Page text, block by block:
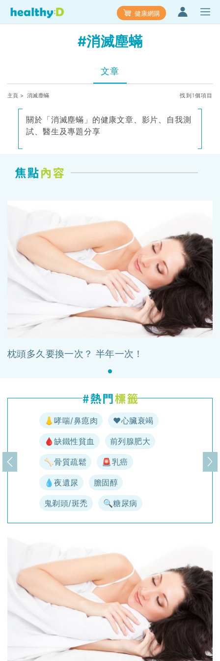
健康網購
#消滅塵蟎
文章
主頁 > 消滅塵蟎 找到1個項目
關於「消滅塵蟎」的健康文章、影片、自我測
試、醫生及專題分享
枕頭多久要換一次？ 半年一次！
👃哮喘/鼻瘜肉 ♥️心臟衰竭
🩸缺鐵性貧血 前列腺肥大
🦴骨質疏鬆 🚨乳癌
💧夜遺尿 膽固醇
鬼剃頭/斑禿 🔍糖尿病
上一頁 下